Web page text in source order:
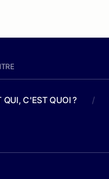
C'EST QUOI ? /